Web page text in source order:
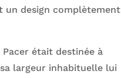
un design complètement
était destinée à
largeur inhabituelle lui